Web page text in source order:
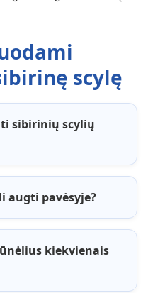
scylę
sibirinių scylių
augti pavėsyje?
kiekvienais